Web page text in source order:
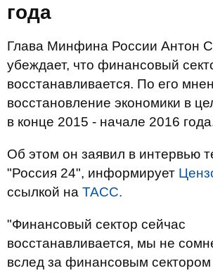
года
Глава Минфина России Антон
убеждает, что финансовый
восстанавливается. По его
восстановление экономики в
в конце 2015 - начале 2016
Об этом он заявил в интервью
"Россия 24", информирует
ссылкой на ТАСС.
"Финансовый сектор сейчас
восстанавливается, мы не
вслед за финансовым